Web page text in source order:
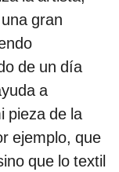
gran
de un día
a
pieza de la
ejemplo, que
que lo textil